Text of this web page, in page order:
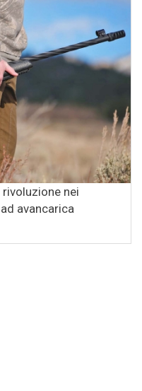
rivoluzione nei
avancarica